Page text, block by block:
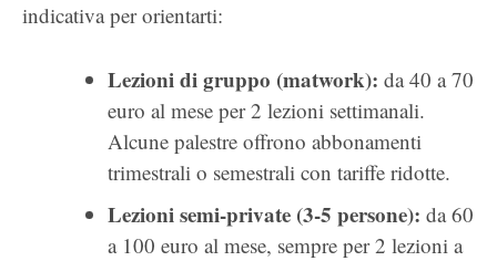
indicativa per orientarti:
Lezioni di gruppo (matwork): da 40 a 70
euro al mese per 2 lezioni settimanali.
Alcune palestre offrono abbonamenti
trimestrali o semestrali con tariffe ridotte.
Lezioni semi-private (3-5 persone): da 60
a 100 euro al mese, sempre per 2 lezioni a